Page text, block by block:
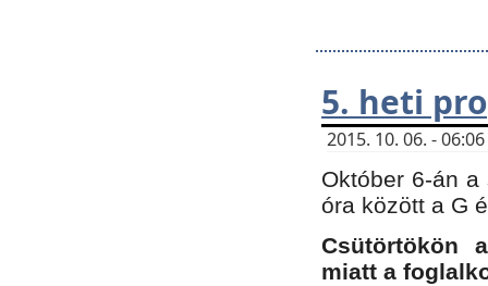
5. heti
2015. 10. 06. -
Október 6-án
óra között a G
Csütörtökön
miatt a